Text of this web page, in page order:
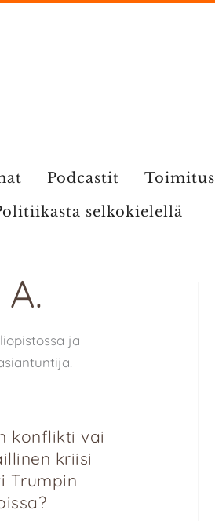
Podcastit Toimitus
selkokielellä
ja
konflikti vai
kriisi
Trumpin